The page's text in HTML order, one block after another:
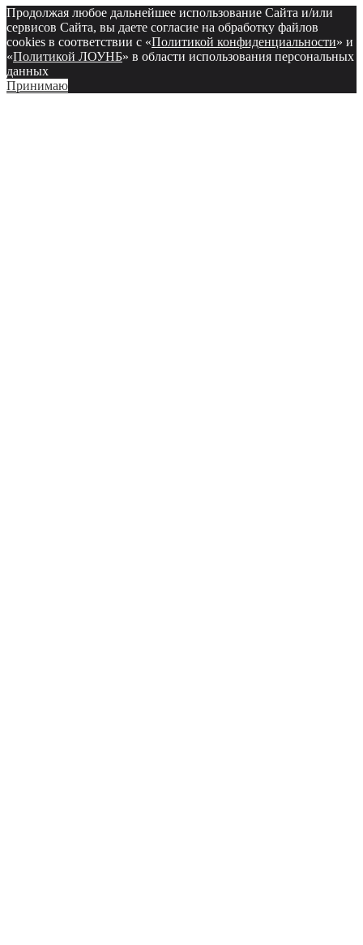
Продолжая любое дальнейшее использование Сайта и/или
сервисов Сайта, вы даете согласие на обработку файлов
cookies в соответствии с «Политикой конфиденциальности» и
«Политикой ЛОУНБ» в области использования персональных
данных
Принимаю